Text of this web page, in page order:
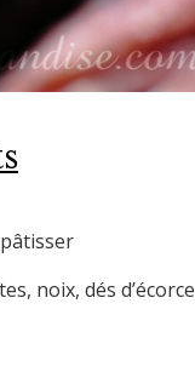
noix, dés